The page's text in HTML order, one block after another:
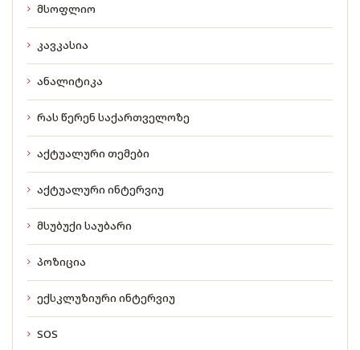
მსოფლიო
კავკასია
ანალიტიკა
რას წერენ საქართველოზე
აქტუალური თემები
აქტუალური ინტერვიუ
მსუბუქი საუბარი
პოზიცია
ექსკლუზიური ინტერვიუ
SOS